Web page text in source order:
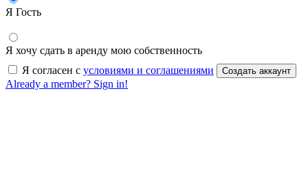
Я Гость
Я хочу сдать в аренду мою собственность
Я согласен с условиями и соглашениями Создать аккаунт
Already a member? Sign in!